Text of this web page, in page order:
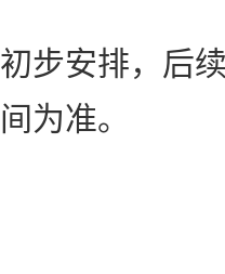
安排，后续
为准。